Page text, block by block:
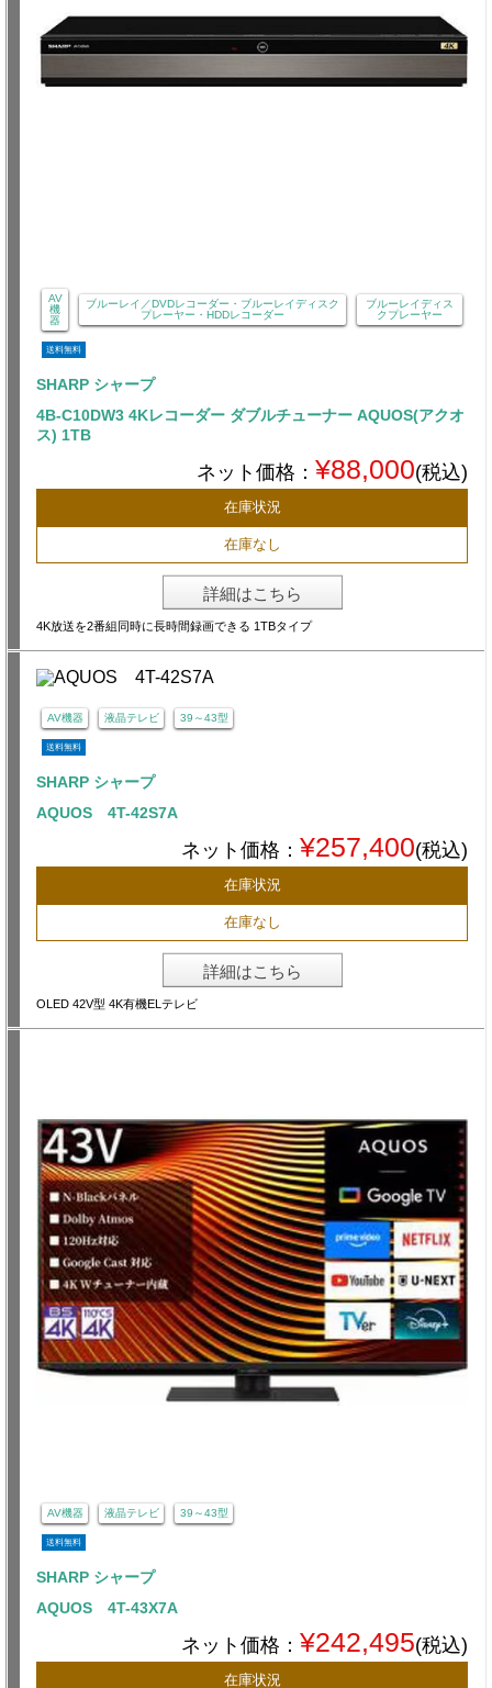
AV
機
器
ブルーレイ／DVDレコーダー・ブルーレイディスク
プレーヤー・HDDレコーダー
ブルーレイディス
クプレーヤー
送料無料
SHARP シャープ
4B-C10DW3 4Kレコーダー ダブルチューナー AQUOS(アクオ
ス) 1TB
ネット価格： ¥88,000(税込)
在庫状況
在庫なし
詳細はこちら
4K放送を2番組同時に長時間録画できる 1TBタイプ
AV機器 液晶テレビ 39～43型
送料無料
SHARP シャープ
AQUOS 4T-42S7A
ネット価格： ¥257,400(税込)
在庫状況
在庫なし
詳細はこちら
OLED 42V型 4K有機ELテレビ
AV機器 液晶テレビ 39～43型
送料無料
SHARP シャープ
AQUOS 4T-43X7A
ネット価格： ¥242,495(税込)
在庫状況